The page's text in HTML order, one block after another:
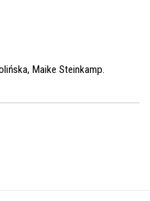
Maike Steinkamp.